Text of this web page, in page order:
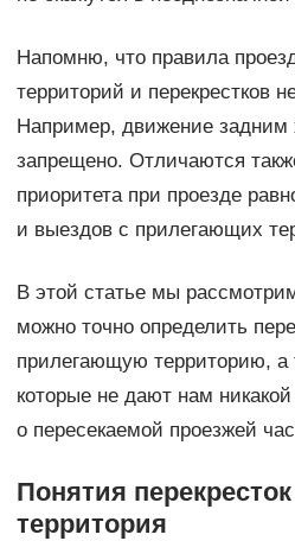
Напомню, что правила
территорий и перекрестков
Например, движение задним
запрещено. Отличаются
приоритета при проезде
и выездов с прилегающих
В этой статье мы
можно точно определить
прилегающую территорию, а
которые не дают нам
о пересекаемой проезжей
Понятия
территория